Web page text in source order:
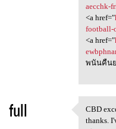
aecchk-
<a href="
football-
<a href="
พนันคืนย
full
CBD
CBD
thanks.